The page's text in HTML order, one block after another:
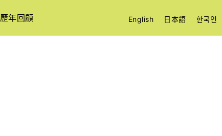
歷年回顧 English 日本語 한국인